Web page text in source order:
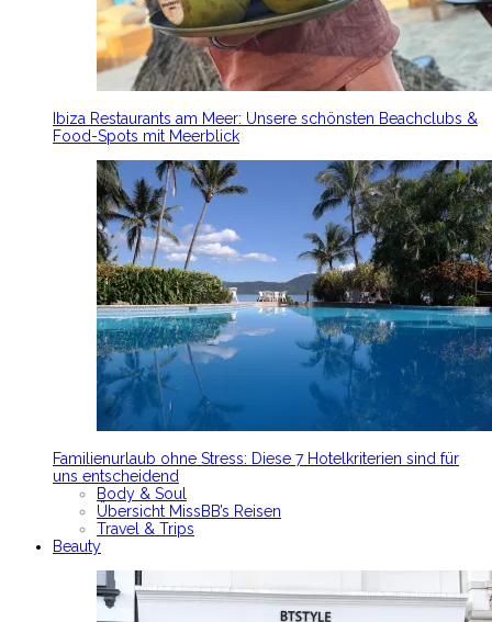
Ibiza Restaurants am Meer: Unsere schönsten Beachclubs &
Food-Spots mit Meerblick
Familienurlaub ohne Stress: Diese 7 Hotelkriterien sind für
uns entscheidend
Body & Soul
Übersicht MissBB’s Reisen
Travel & Trips
Beauty